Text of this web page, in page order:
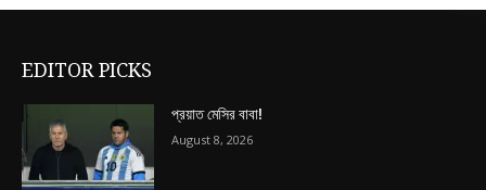
EDITOR PICKS
প্রয়াত মেসির বাবা!
August 8, 2026